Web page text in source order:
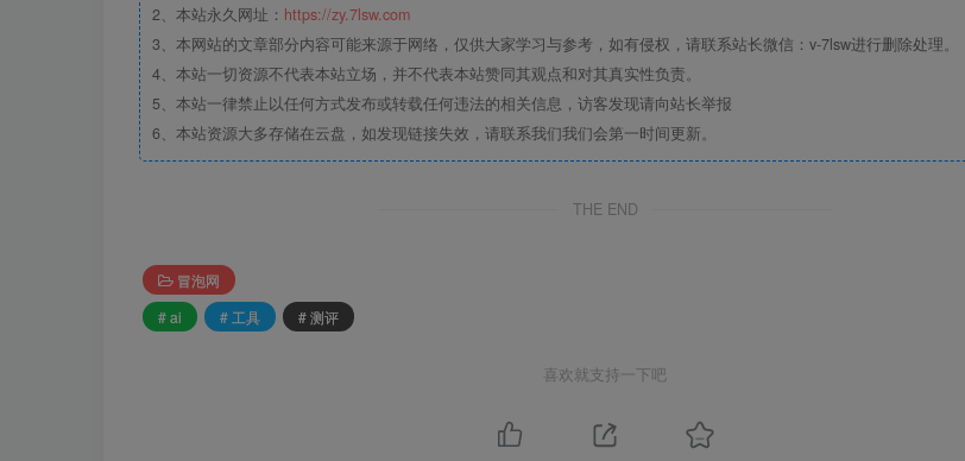
2、本站永久网址： https://zy.7lsw.com
3、本网站的文章部分内容可能来源于网络，仅供大家学习与参考，如有侵权，请联系站长微信：v-7lsw进行删除处理。
4、本站一切资源不代表本站立场，并不代表本站赞同其观点和对其真实性负责。
5、本站一律禁止以任何方式发布或转载任何违法的相关信息，访客发现请向站长举报
6、本站资源大多存储在云盘，如发现链接失效，请联系我们我们会第一时间更新。
THE END
冒泡网
# ai
# 工具 # 测评
喜欢就支持一下吧